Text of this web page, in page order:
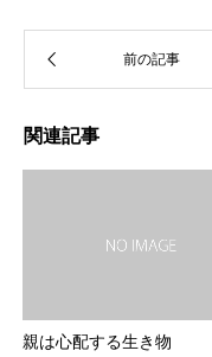
関連記事
親は心配する生き物